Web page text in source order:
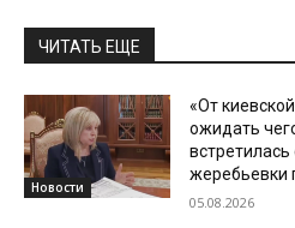
ЧИТАТЬ ЕЩЕ
Новости
«От
ожидать
жеребьевки
05.08.2026